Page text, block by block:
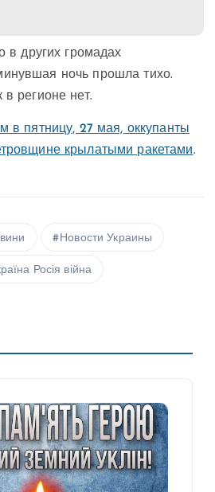
в других громадах
ночь прошла тихо.
регионе нет.
в пятницу, 27 мая, оккупанты
крылатыми ракетами.
Новости Украины
Росія війна